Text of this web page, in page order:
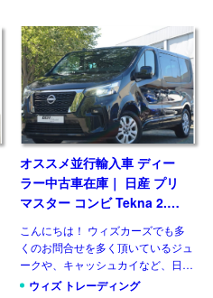
オススメ並行輸入車 ディー
ラー中古車在庫｜ 日産 プリ
マスター コンビ Tekna 2.0
dCi170 L1 EDC 8人乗り 左
ハンドル
こんにちは！ ウィズカーズでも多
くのお問合せを多く頂いているジュ
ークや、キャッシュカイなど、日本
には導入されない欧州日産のモデル
ウィズ トレーディング